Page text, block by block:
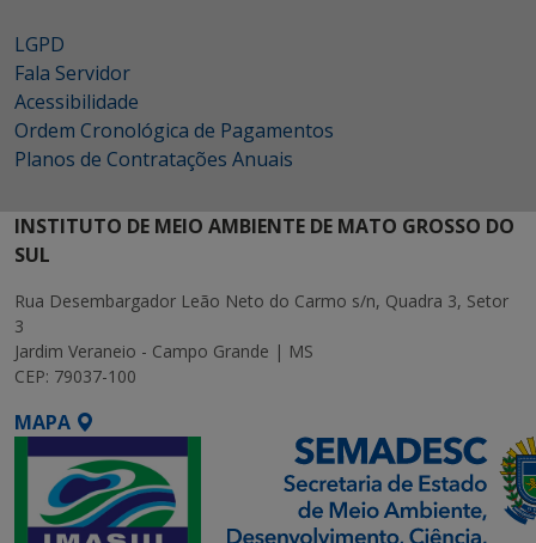
LGPD
Fala Servidor
Acessibilidade
Ordem Cronológica de Pagamentos
Planos de Contratações Anuais
INSTITUTO DE MEIO AMBIENTE DE MATO GROSSO DO
SUL
Rua Desembargador Leão Neto do Carmo s/n, Quadra 3, Setor
3
Jardim Veraneio - Campo Grande | MS
CEP: 79037-100
MAPA